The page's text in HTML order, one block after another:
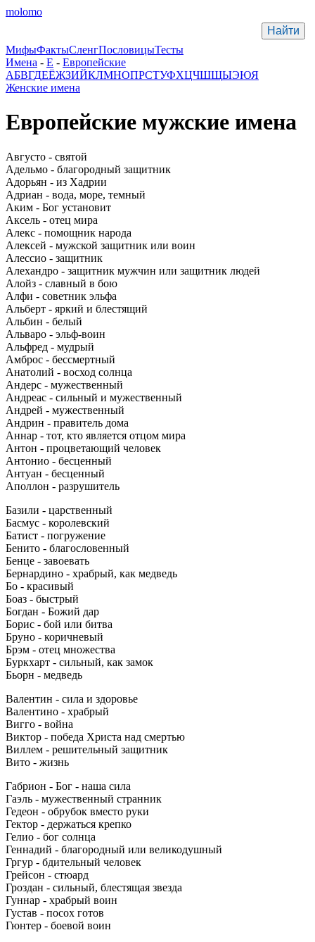
molomo
МифыФактыСленгПословицыТесты
Имена - Е - Европейские
АБВГДЕЁЖЗИЙКЛМНОПРСТУФХЦЧШЩЫЭЮЯ
Женские имена
Европейские мужские имена
Августо - святой
Адельмо - благородный защитник
Адорьян - из Хадрии
Адриан - вода, море, темный
Аким - Бог установит
Аксель - отец мира
Алекс - помощник народа
Алексей - мужской защитник или воин
Алессио - защитник
Алехандро - защитник мужчин или защитник людей
Алойз - славный в бою
Алфи - советник эльфа
Альберт - яркий и блестящий
Альбин - белый
Альваро - эльф-воин
Альфред - мудрый
Амброс - бессмертный
Анатолий - восход солнца
Андерс - мужественный
Андреас - сильный и мужественный
Андрей - мужественный
Андрин - правитель дома
Аннар - тот, кто является отцом мира
Антон - процветающий человек
Антонио - бесценный
Антуан - бесценный
Аполлон - разрушитель
Базили - царственный
Басмус - королевский
Батист - погружение
Бенито - благословенный
Бенце - завоевать
Бернардино - храбрый, как медведь
Бо - красивый
Боаз - быстрый
Богдан - Божий дар
Борис - бой или битва
Бруно - коричневый
Брэм - отец множества
Буркхарт - сильный, как замок
Бьорн - медведь
Валентин - сила и здоровье
Валентино - храбрый
Вигго - война
Виктор - победа Христа над смертью
Виллем - решительный защитник
Вито - жизнь
Габрион - Бог - наша сила
Гаэль - мужественный странник
Гедеон - обрубок вместо руки
Гектор - держаться крепко
Гелио - бог солнца
Геннадий - благородный или великодушный
Гргур - бдительный человек
Грейсон - стюард
Гроздан - сильный, блестящая звезда
Гуннар - храбрый воин
Густав - посох готов
Гюнтер - боевой воин